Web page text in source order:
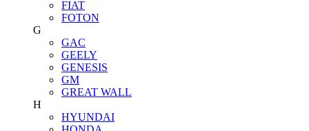
FIAT
FOTON
G
GAC
GEELY
GENESIS
GM
GREAT WALL
H
HYUNDAI